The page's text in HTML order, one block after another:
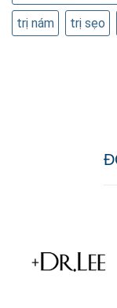
trị nám trị sẹo